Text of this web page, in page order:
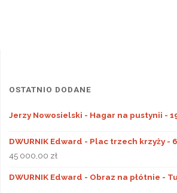
OSTATNIO DODANE
Jerzy Nowosielski - Hagar na pustynii -
DWURNIK Edward - Plac trzech krzyży -
45 000,00 zł
DWURNIK Edward - Obraz na płótnie -